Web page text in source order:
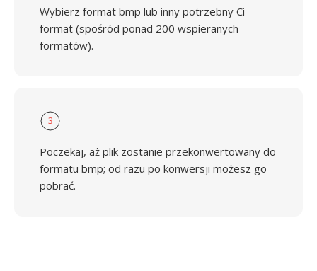
Wybierz format bmp lub inny potrzebny Ci
format (spośród ponad 200 wspieranych
formatów).
3
Poczekaj, aż plik zostanie przekonwertowany do
formatu bmp; od razu po konwersji możesz go
pobrać.